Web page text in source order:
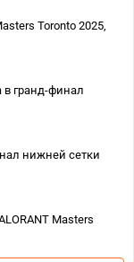
Toronto 2025,
в гранд-финал
нижней сетки
Masters